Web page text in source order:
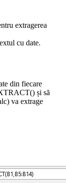
extragerea
cu date.
din fiecare
și să
va extrage